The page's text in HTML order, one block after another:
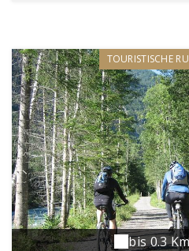
élémentaires sont à
uniquement, sur les
Laisser les minéraux et
porter atteinte à la faune
perturbations sonores-
feu- Garder ses détritus-
d'animaux même de chien
laisse.Equipements :
Mont d'Haurs (au départ
Givet)Un livret guide et
enfants sont disponibles
tourisme.Sentiers balisés.
TOURISTISCHE
bis 0.3